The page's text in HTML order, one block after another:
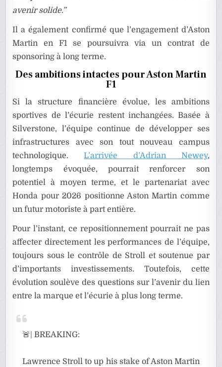
avenir solide.”
Il a également confirmé que l’engagement d’Aston
Martin en F1 se poursuivra via un contrat de
sponsoring à long terme.
Des ambitions intactes pour Aston Martin
F1
Si la structure financière évolue, les ambitions
sportives de l’écurie restent inchangées. Basée à
Silverstone, l’équipe continue de développer ses
infrastructures avec son tout nouveau campus
technologique.L’arrivée d’Adrian Newey,
longtemps évoquée, pourrait renforcer son
potentiel à moyen terme, et le partenariat avec
Honda pour 2026 positionne Aston Martin comme
un futur motoriste à part entière.
Pour l’instant, ce repositionnement pourrait ne pas
affecter directement les performances de l’équipe,
toujours sous le contrôle de Stroll et soutenue par
d’importants investissements. Toutefois, cette
évolution soulève des questions sur l’avenir du lien
entre la marque et l’écurie à plus long terme.
🚨| BREAKING:
Lawrence Stroll to up his stake of Aston Martin